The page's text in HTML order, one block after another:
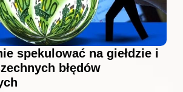
spekulować na giełdzie i
błędów